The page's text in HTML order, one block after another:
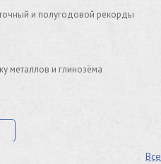
и полугодовой рекорды
металлов и глинозёма
Все